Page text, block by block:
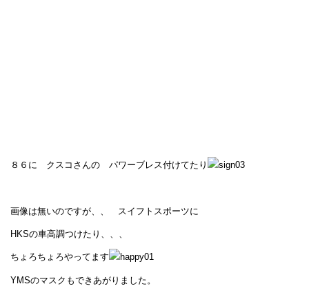
８６に クスコさんの パワーブレス付けてたり
画像は無いのですが、、 スイフトスポーツに
HKSの車高調つけたり、、、
ちょろちょろやってます
YMSのマスクもできあがりました。